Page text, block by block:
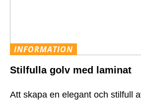
INFORMATION
Stilfulla golv med laminat
Att skapa en elegant och stilfull